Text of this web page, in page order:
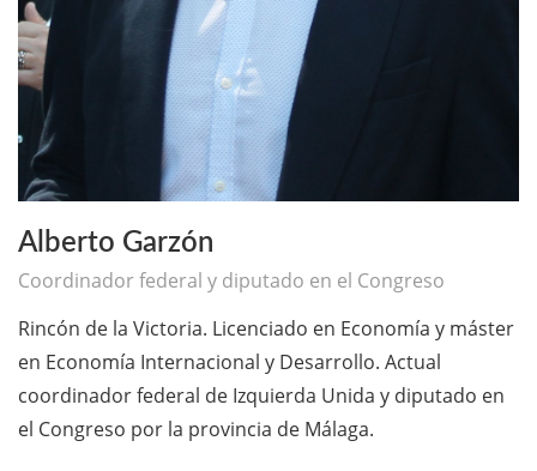
Alberto Garzón
Coordinador federal y diputado en el Congreso
Rincón de la Victoria. Licenciado en Economía y máster
en Economía Internacional y Desarrollo. Actual
coordinador federal de Izquierda Unida y diputado en
el Congreso por la provincia de Málaga.